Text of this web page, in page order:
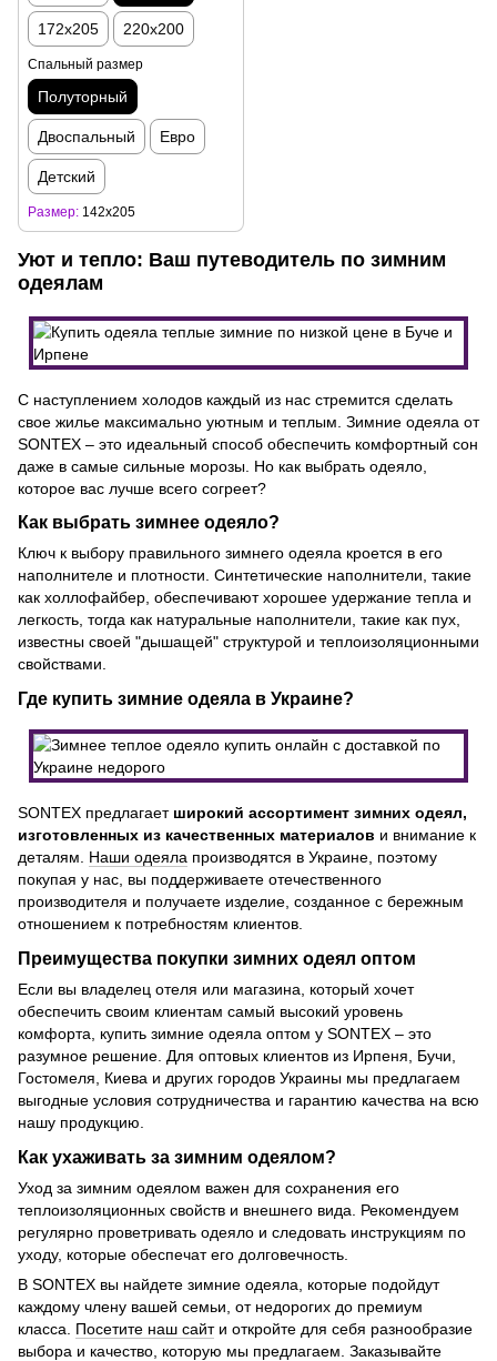
172x205 220x200
Спальный размер
Полуторный
Двоспальный Евро
Детский
Размер 142x205
Уют и тепло: Ваш путеводитель по зимним
одеялам
С наступлением холодов каждый из нас стремится сделать
свое жилье максимально уютным и теплым. Зимние одеяла от
SONTEX – это идеальный способ обеспечить комфортный сон
даже в самые сильные морозы. Но как выбрать одеяло,
которое вас лучше всего согреет?
Как выбрать зимнее одеяло?
Ключ к выбору правильного зимнего одеяла кроется в его
наполнителе и плотности. Синтетические наполнители, такие
как холлофайбер, обеспечивают хорошее удержание тепла и
легкость, тогда как натуральные наполнители, такие как пух,
известны своей "дышащей" структурой и теплоизоляционными
свойствами.
Где купить зимние одеяла в Украине?
SONTEX предлагает широкий ассортимент зимних одеял,
изготовленных из качественных материалов и внимание к
деталям. Наши одеяла производятся в Украине, поэтому
покупая у нас, вы поддерживаете отечественного
производителя и получаете изделие, созданное с бережным
отношением к потребностям клиентов.
Преимущества покупки зимних одеял оптом
Если вы владелец отеля или магазина, который хочет
обеспечить своим клиентам самый высокий уровень
комфорта, купить зимние одеяла оптом у SONTEX – это
разумное решение. Для оптовых клиентов из Ирпеня, Бучи,
Гостомеля, Киева и других городов Украины мы предлагаем
выгодные условия сотрудничества и гарантию качества на всю
нашу продукцию.
Как ухаживать за зимним одеялом?
Уход за зимним одеялом важен для сохранения его
теплоизоляционных свойств и внешнего вида. Рекомендуем
регулярно проветривать одеяло и следовать инструкциям по
уходу, которые обеспечат его долговечность.
В SONTEX вы найдете зимние одеяла, которые подойдут
каждому члену вашей семьи, от недорогих до премиум
класса. Посетите наш сайти откройте для себя разнообразие
выбора и качество, которую мы предлагаем. Заказывайте